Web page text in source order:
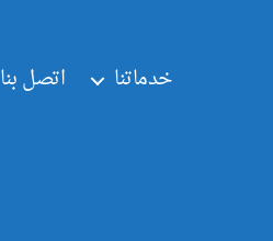
خدماتنا اتصل بنا